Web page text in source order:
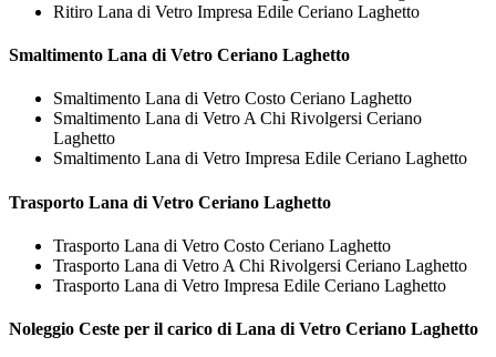
Ritiro Lana di Vetro Impresa Edile Ceriano Laghetto
Smaltimento Lana di Vetro Ceriano Laghetto
Smaltimento Lana di Vetro Costo Ceriano Laghetto
Smaltimento Lana di Vetro A Chi Rivolgersi Ceriano
Laghetto
Smaltimento Lana di Vetro Impresa Edile Ceriano Laghetto
Trasporto Lana di Vetro Ceriano Laghetto
Trasporto Lana di Vetro Costo Ceriano Laghetto
Trasporto Lana di Vetro A Chi Rivolgersi Ceriano Laghetto
Trasporto Lana di Vetro Impresa Edile Ceriano Laghetto
Noleggio Ceste per il carico di Lana di Vetro Ceriano Laghetto